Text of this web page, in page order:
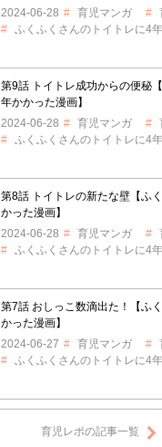
2024-06-28
育児マンガ
ふくふくさんのトイトレに4
第9話 トイトレ成功からの便秘
年かかった漫画】
2024-06-28
育児マンガ
ふくふくさんのトイトレに4
第8話 トイトレの新たな壁【ふ
かった漫画】
2024-06-28
育児マンガ
ふくふくさんのトイトレに4
第7話 おしっこ数滴出た！【ふ
かった漫画】
2024-06-27
育児マンガ
ふくふくさんのトイトレに4
育児レポの記事一覧